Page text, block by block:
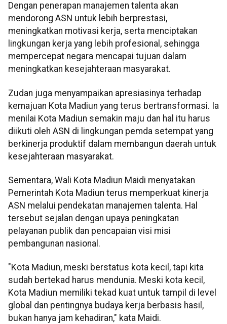
Dengan penerapan manajemen talenta akan
mendorong ASN untuk lebih berprestasi,
meningkatkan motivasi kerja, serta menciptakan
lingkungan kerja yang lebih profesional, sehingga
mempercepat negara mencapai tujuan dalam
meningkatkan kesejahteraan masyarakat.
Zudan juga menyampaikan apresiasinya terhadap
kemajuan Kota Madiun yang terus bertransformasi. Ia
menilai Kota Madiun semakin maju dan hal itu harus
diikuti oleh ASN di lingkungan pemda setempat yang
berkinerja produktif dalam membangun daerah untuk
kesejahteraan masyarakat.
Sementara, Wali Kota Madiun Maidi menyatakan
Pemerintah Kota Madiun terus memperkuat kinerja
ASN melalui pendekatan manajemen talenta. Hal
tersebut sejalan dengan upaya peningkatan
pelayanan publik dan pencapaian visi misi
pembangunan nasional.
"Kota Madiun, meski berstatus kota kecil, tapi kita
sudah bertekad harus mendunia. Meski kota kecil,
Kota Madiun memiliki tekad kuat untuk tampil di level
global dan pentingnya budaya kerja berbasis hasil,
bukan hanya jam kehadiran," kata Maidi.